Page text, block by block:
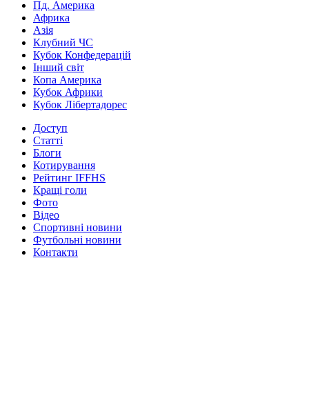
Пд. Америка
Африка
Азія
Клубний ЧС
Кубок Конфедерацій
Інший світ
Копа Америка
Кубок Африки
Кубок Лібертадорес
Доступ
Статті
Блоги
Котирування
Рейтинг IFFHS
Кращі голи
Фото
Відео
Спортивні новини
Футбольні новини
Контакти